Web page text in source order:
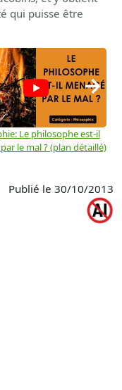
qui puisse être
Le philosophe est-il
le mal ? (plan détaillé)
→
Publié le 30/10/2013